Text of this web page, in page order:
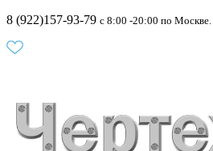
8 (922)157-93-79 c 8:00 -20:00 по Москве.